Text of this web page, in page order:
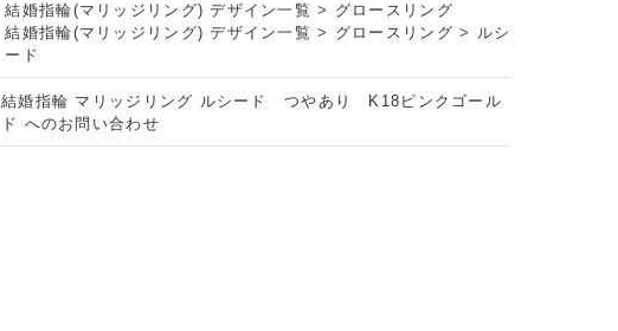
結婚指輪(マリッジリング) デザイン一覧 > グロースリング
結婚指輪(マリッジリング) デザイン一覧 > グロースリング > ルシ
ード
結婚指輪 マリッジリング ルシード つやあり K18ピンクゴール
ド へのお問い合わせ